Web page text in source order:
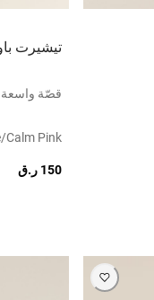
تيشيرت
قصّة واسعة
calm Pink
150 ر.ق